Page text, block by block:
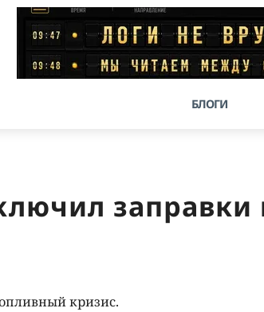
БЛОГИ
кризис.